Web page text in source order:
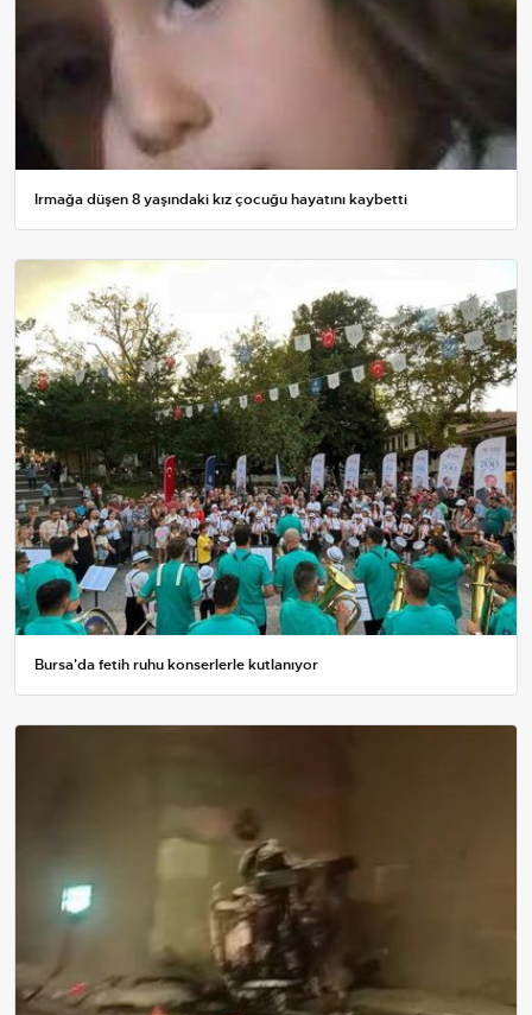
Irmağa düşen 8 yaşındaki kız çocuğu hayatını kaybetti
Bursa'da fetih ruhu konserlerle kutlanıyor